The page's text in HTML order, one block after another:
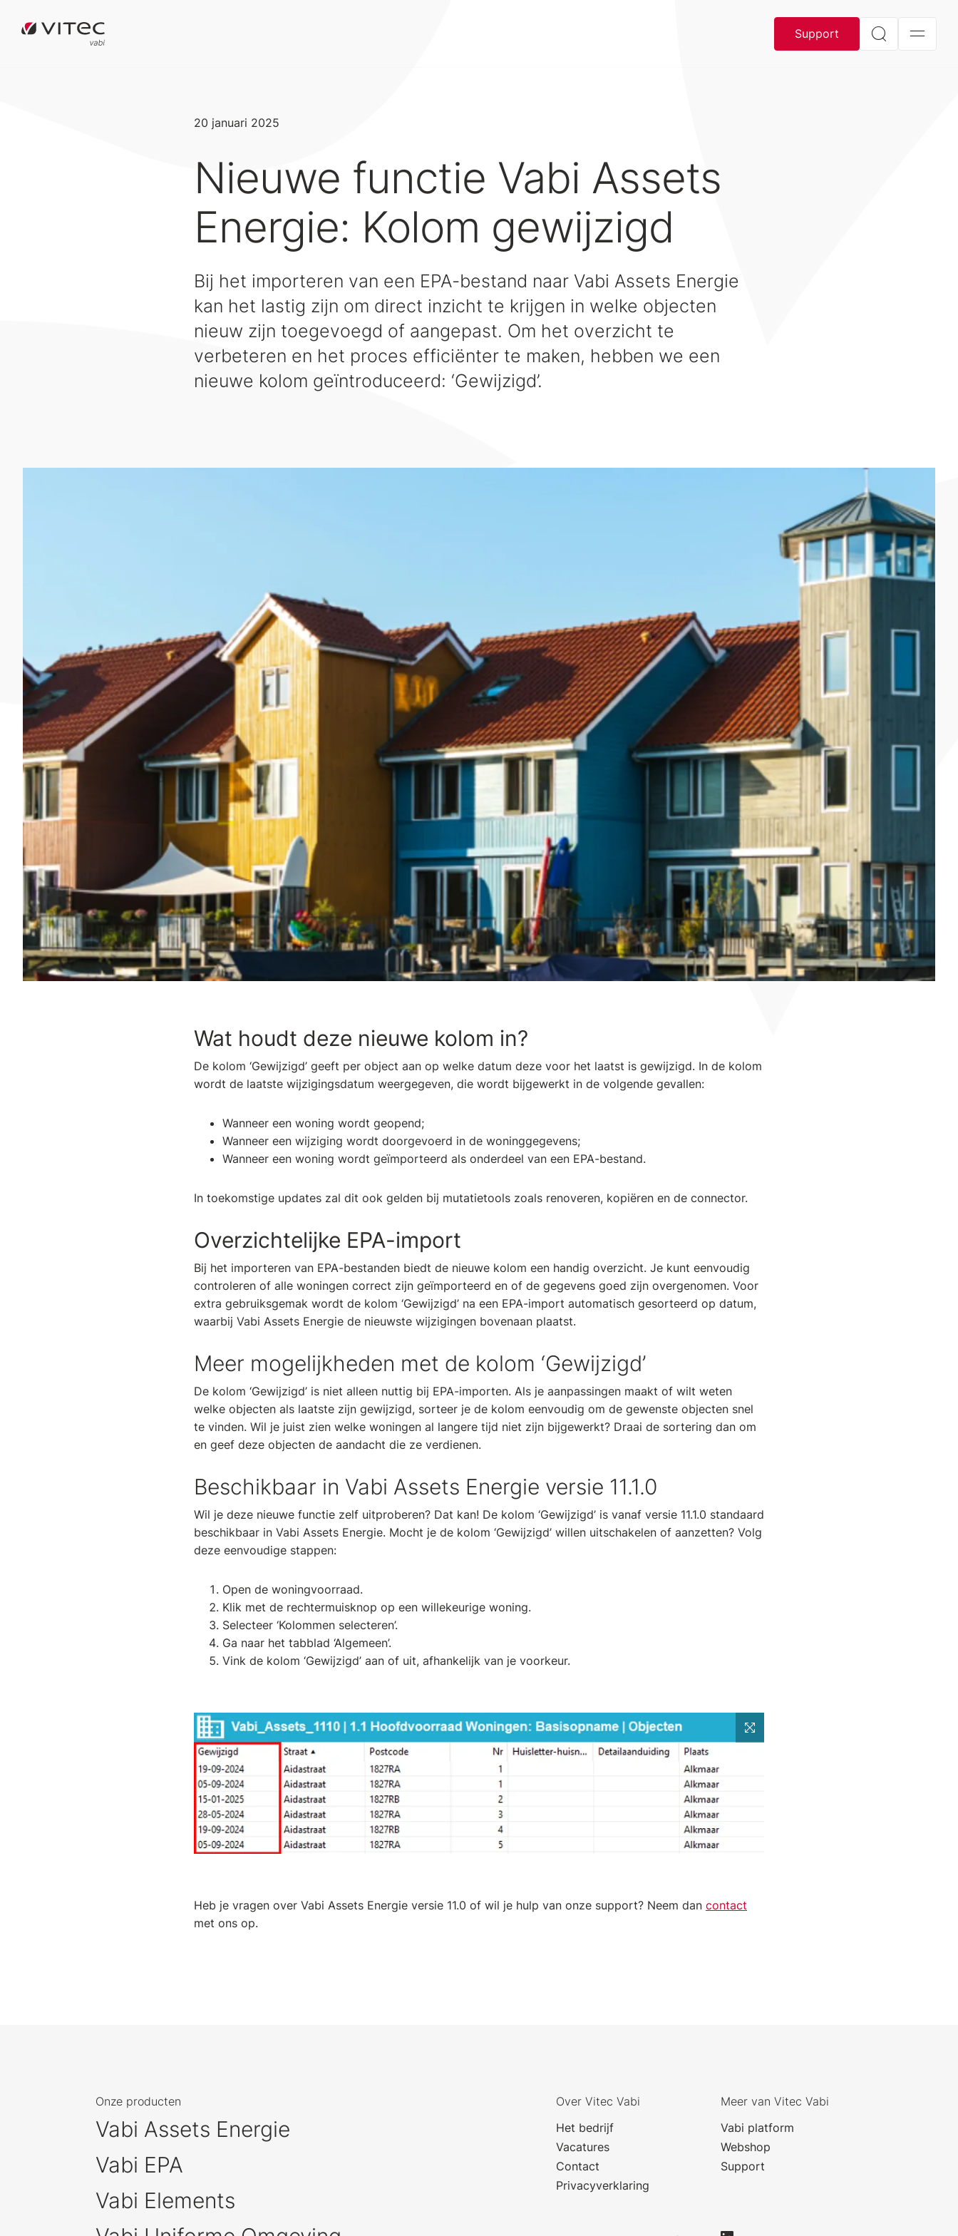
Support
20 januari 2025
Nieuwe functie Vabi Assets
Energie: Kolom gewijzigd
Bij het importeren van een EPA-bestand naar Vabi Assets Energie
kan het lastig zijn om direct inzicht te krijgen in welke objecten
nieuw zijn toegevoegd of aangepast. Om het overzicht te
verbeteren en het proces efficiënter te maken, hebben we een
nieuwe kolom geïntroduceerd: ‘Gewijzigd’.
Wat houdt deze nieuwe kolom in?
De kolom ‘Gewijzigd’ geeft per object aan op welke datum deze voor het laatst is gewijzigd. In de kolom
wordt de laatste wijzigingsdatum weergegeven, die wordt bijgewerkt in de volgende gevallen:
Wanneer een woning wordt geopend;
Wanneer een wijziging wordt doorgevoerd in de woninggegevens;
Wanneer een woning wordt geïmporteerd als onderdeel van een EPA-bestand.
In toekomstige updates zal dit ook gelden bij mutatietools zoals renoveren, kopiëren en de connector.
Overzichtelijke EPA-import
Bij het importeren van EPA-bestanden biedt de nieuwe kolom een handig overzicht. Je kunt eenvoudig
controleren of alle woningen correct zijn geïmporteerd en of de gegevens goed zijn overgenomen. Voor
extra gebruiksgemak wordt de kolom ‘Gewijzigd’ na een EPA-import automatisch gesorteerd op datum,
waarbij Vabi Assets Energie de nieuwste wijzigingen bovenaan plaatst.
Meer mogelijkheden met de kolom ‘Gewijzigd’
De kolom ‘Gewijzigd’ is niet alleen nuttig bij EPA-importen. Als je aanpassingen maakt of wilt weten
welke objecten als laatste zijn gewijzigd, sorteer je de kolom eenvoudig om de gewenste objecten snel
te vinden. Wil je juist zien welke woningen al langere tijd niet zijn bijgewerkt? Draai de sortering dan om
en geef deze objecten de aandacht die ze verdienen.
Beschikbaar in Vabi Assets Energie versie 11.1.0
Wil je deze nieuwe functie zelf uitproberen? Dat kan! De kolom ‘Gewijzigd’ is vanaf versie 11.1.0 standaard
beschikbaar in Vabi Assets Energie. Mocht je de kolom ‘Gewijzigd’ willen uitschakelen of aanzetten? Volg
deze eenvoudige stappen:
Open de woningvoorraad.
Klik met de rechtermuisknop op een willekeurige woning.
Selecteer ‘Kolommen selecteren’.
Ga naar het tabblad ‘Algemeen’.
Vink de kolom ‘Gewijzigd’ aan of uit, afhankelijk van je voorkeur.
Heb je vragen over Vabi Assets Energie versie 11.0 of wil je hulp van onze support? Neem dan contact
met ons op.
Onze producten
Vabi Assets Energie
Vabi EPA
Vabi Elements
Over Vitec Vabi
Het bedrijf
Vacatures
Contact
Privacyverklaring
Meer van Vitec Vabi
Vabi platform
Webshop
Support